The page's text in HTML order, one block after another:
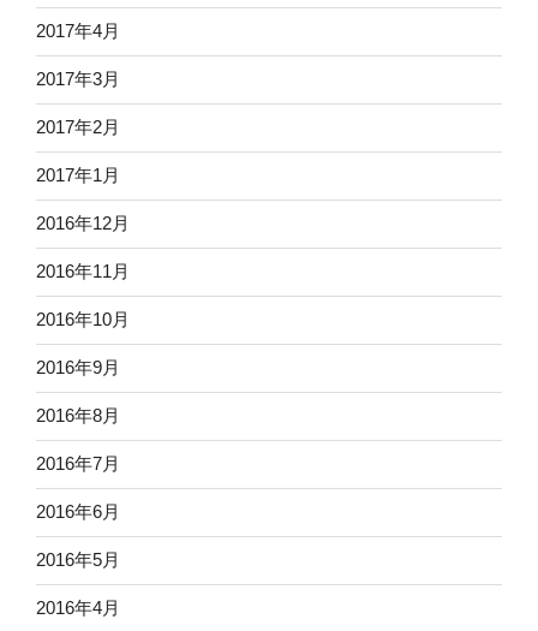
2017年4月
2017年3月
2017年2月
2017年1月
2016年12月
2016年11月
2016年10月
2016年9月
2016年8月
2016年7月
2016年6月
2016年5月
2016年4月